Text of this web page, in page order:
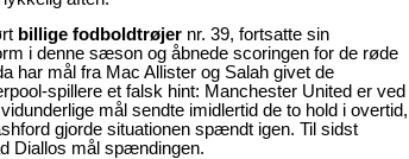
billige fodboldtrøjer nr. 39, fortsatte sin
i denne sæson og åbnede scoringen for de røde
har mål fra Mac Allister og Salah givet de
spillere et falsk hint: Manchester United er ved
mål sendte imidlertid de to hold i overtid,
gjorde situationen spændt igen. Til sidst
Diallos mål spændingen.